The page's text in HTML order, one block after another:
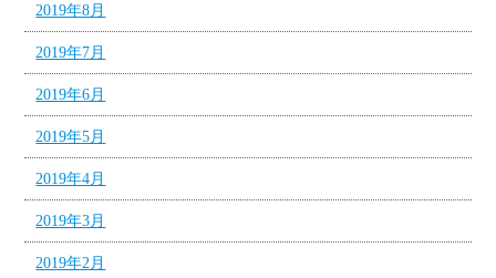
2019年8月
2019年7月
2019年6月
2019年5月
2019年4月
2019年3月
2019年2月